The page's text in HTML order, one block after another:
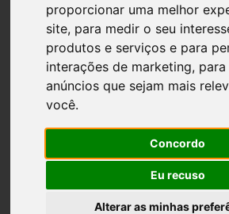
proporcionar uma melhor
site, para medir o seu
produtos e serviços e para
interações de marketing,
anúncios que sejam mais
você.
Concordo
Eu recuso
Alterar as minhas